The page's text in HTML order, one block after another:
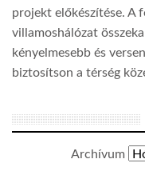
projekt előkészítése. A
villamoshálózat
kényelmesebb és
biztosítson a térség
Archívum